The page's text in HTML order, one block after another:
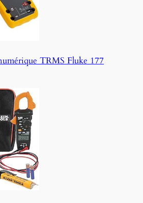
TRMS Fluke 177